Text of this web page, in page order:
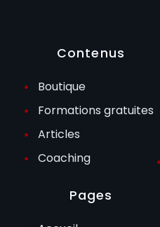
Contenus
Boutique
Formations gratuites
Articles
Coaching
Pages